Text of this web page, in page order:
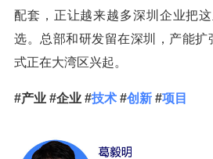
配套，正让越来越多深圳企业把
选。总部和研发留在深圳，产能扩
式正在大湾区兴起。
#产业 #企业 #技术 #创新 #项目